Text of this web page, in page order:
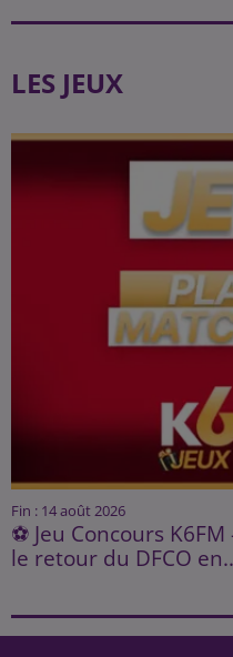
LES JEUX
Fin : 14 août 2026
⚽ Jeu Concours
le retour du DFCO